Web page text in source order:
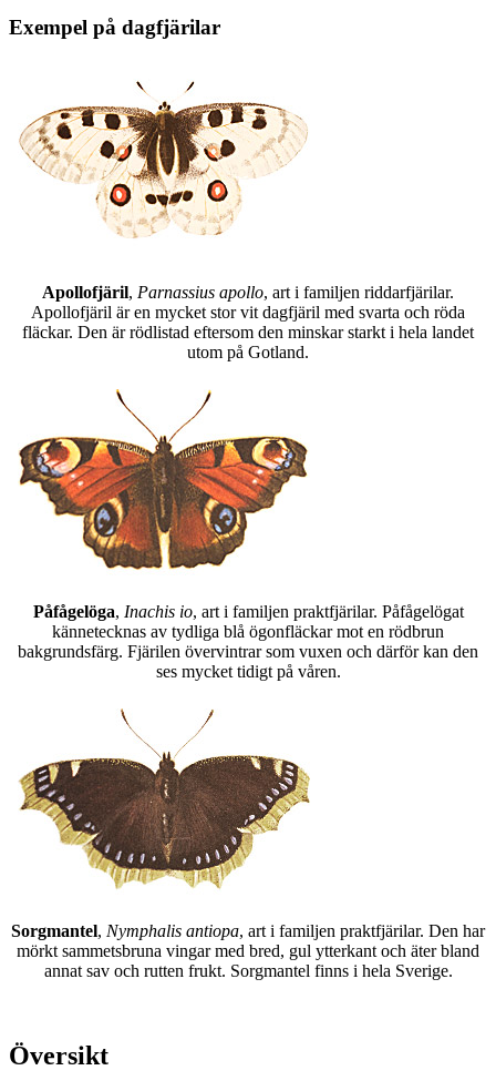
Exempel på dagfjärilar
Apollofjäril, Parnassius apollo, art i familjen riddarfjärilar.
Apollofjäril är en mycket stor vit dagfjäril med svarta och röda
fläckar. Den är rödlistad eftersom den minskar starkt i hela landet
utom på Gotland.
Påfågelöga, Inachis io, art i familjen praktfjärilar. Påfågelögat
kännetecknas av tydliga blå ögonfläckar mot en rödbrun
bakgrundsfärg. Fjärilen övervintrar som vuxen och därför kan den
ses mycket tidigt på våren.
Sorgmantel, Nymphalis antiopa, art i familjen praktfjärilar. Den har
mörkt sammetsbruna vingar med bred, gul ytterkant och äter bland
annat sav och rutten frukt. Sorgmantel finns i hela Sverige.
Översikt